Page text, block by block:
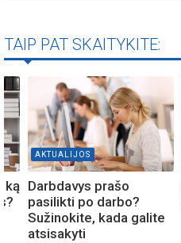
TAIP PAT SKAITYKITE:
ką
AKTUALIJOS
Darbdavys prašo
pasilikti po darbo?
Sužinokite, kada galite
atsisakyti